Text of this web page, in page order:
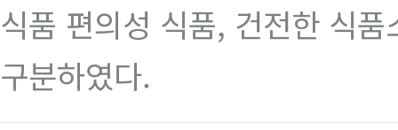
식품 편의성 식품, 건전한 식
구분하였다.